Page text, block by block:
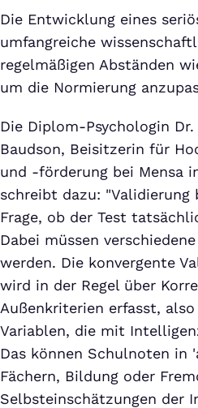
Die Entwicklung eines
umfangreiche
regelmäßigen Abständen
um die Normierung
Die Diplom-Psychologin Dr.
Baudson, Beisitzerin für
und -förderung bei Mensa
schreibt dazu: "Validierung
Frage, ob der Test
Dabei müssen
werden. Die konvergente
wird in der Regel über
Außenkriterien erfasst,
Variablen, die mit
Das können Schulnoten in
Fächern, Bildung oder
Selbsteinschätzungen der